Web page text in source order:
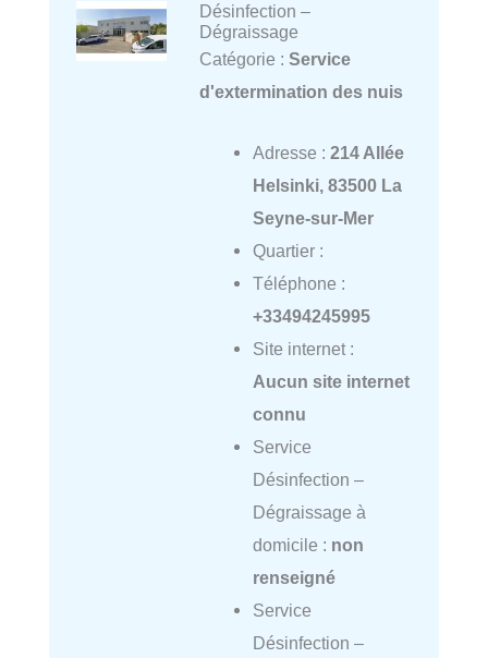
Désinfection –
Dégraissage
Catégorie : Service
d'extermination des nuis
Adresse : 214 Allée
Helsinki, 83500 La
Seyne-sur-Mer
Quartier :
Téléphone :
+33494245995
Site internet :
Aucun site internet
connu
Service
Désinfection –
Dégraissage à
domicile : non
renseigné
Service
Désinfection –